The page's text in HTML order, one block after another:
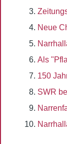
Neue
Als
150
SWR